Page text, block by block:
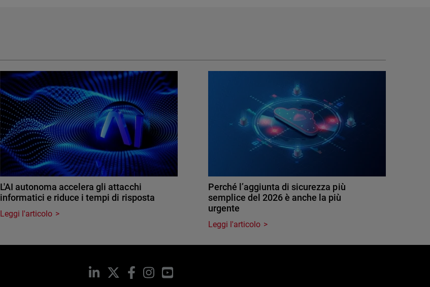
L'AI autonoma accelera gli attacchi
informatici e riduce i tempi di risposta
Leggi l'articolo
Perché l’aggiunta di sicurezza più
semplice del 2026 è anche la più
urgente
Leggi l'articolo
LinkedIn Facebook
InstagramYouTube